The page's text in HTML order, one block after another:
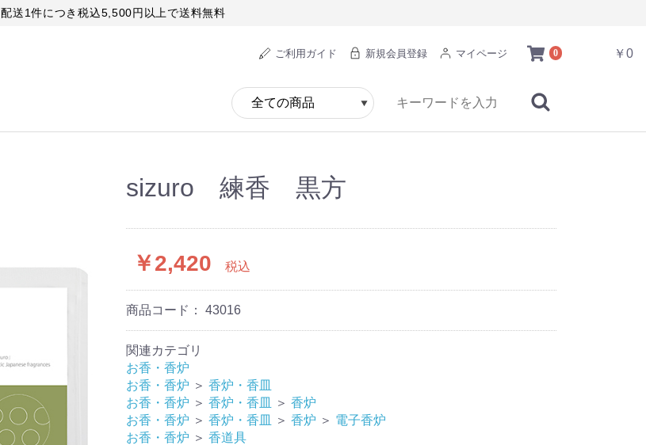
配送1件につき税込5,500円以上で送料無料
0 ￥0
ご利用ガイド 新規会員登録 マイページ
sizuro 練香 黒方
￥2,420 税込
商品コード： 43016
関連カテゴリ
お香・香炉
お香・香炉 ＞ 香炉・香皿
お香・香炉 ＞ 香炉・香皿 ＞ 香炉
お香・香炉 ＞ 香炉・香皿 ＞ 香炉 ＞ 電子香炉
お香・香炉 ＞ 香道具